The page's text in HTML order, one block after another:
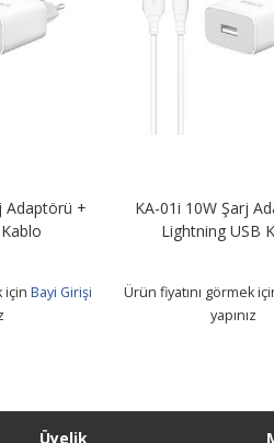
Adaptörü +
için Bayi Girişi
KA-01i 10W Şarj
Lightning USB
Ürün fiyatını görmek
yapınız
Üyelik